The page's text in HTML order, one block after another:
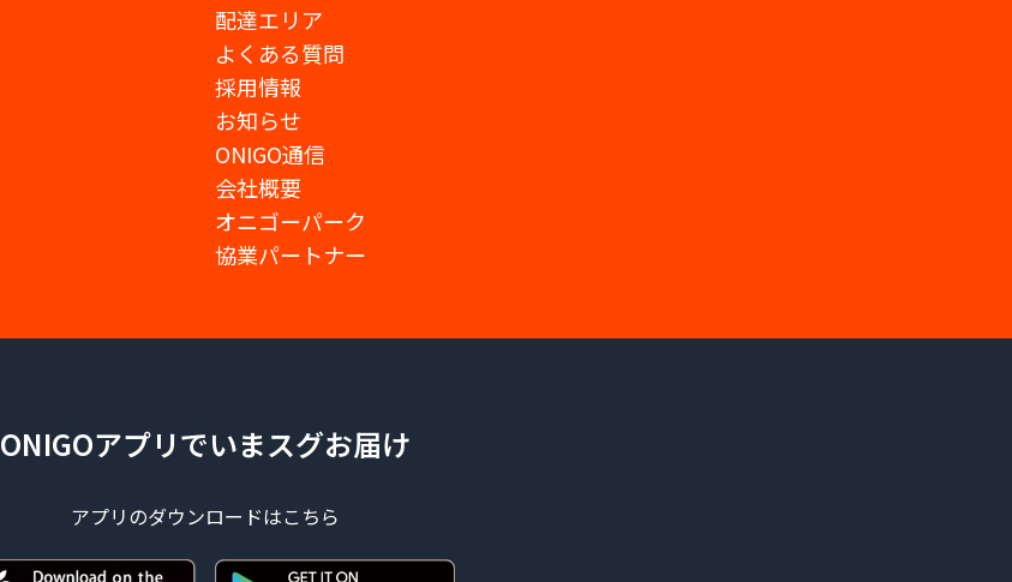
配達エリア
よくある質問
採用情報
お知らせ
ONIGO通信
会社概要
オニゴーパーク
協業パートナー
ONIGOアプリでいまスグお届け
アプリのダウンロードはこちら